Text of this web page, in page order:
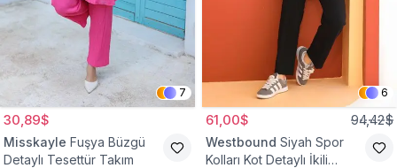
7
30,89$
Misskayle Fuşya Büzgü
Detaylı Tesettür Takım
6
61,00$ 94,42$
Westbound Siyah Spor
Kolları Kot Detaylı İkili